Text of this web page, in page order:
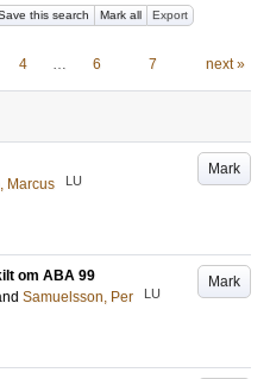
this search Mark all Export
4 … 6 7 next »
Mark
Marcus LU
Mark
om ABA 99
Samuelsson, Per LU